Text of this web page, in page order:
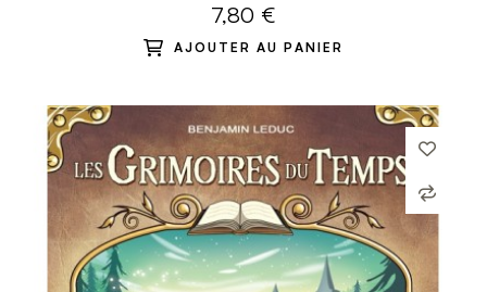
7,80 €
AJOUTER AU PANIER